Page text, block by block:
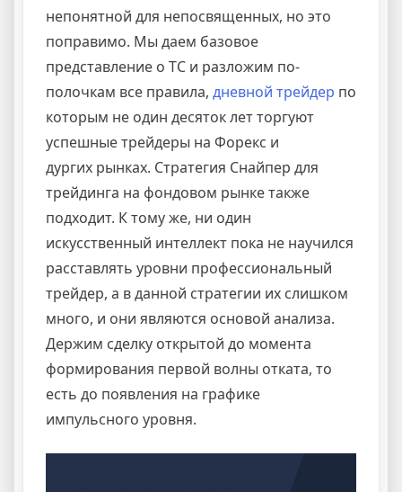
непонятной для непосвященных, но это
поправимо. Мы даем базовое
представление о ТС и разложим по-
полочкам все правила, дневной трейдер по
которым не один десяток лет торгуют
успешные трейдеры на Форекс и
дургих рынках. Стратегия Снайпер для
трейдинга на фондовом рынке также
подходит. К тому же, ни один
искусственный интеллект пока не научился
расставлять уровни профессиональный
трейдер, а в данной стратегии их слишком
много, и они являются основой анализа.
Держим сделку открытой до момента
формирования первой волны отката, то
есть до появления на графике
импульсного уровня.